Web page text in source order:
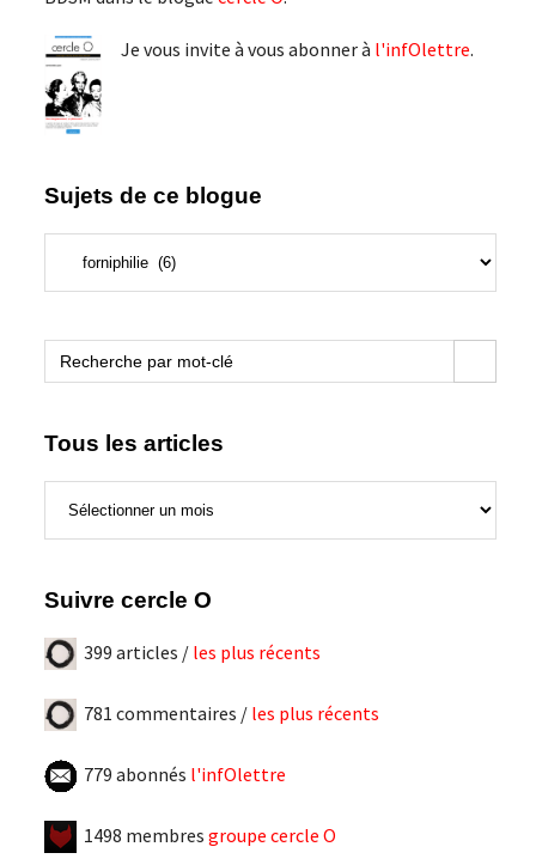
Je vous invite à vous abonner à l'infOlettre.
Sujets de ce blogue
Search
for:
Search Button
Tous les articles
Suivre cercle O
399 articles / les plus récents
781 commentaires / les plus récents
779 abonnés l'infOlettre
1498 membres groupe cercle O